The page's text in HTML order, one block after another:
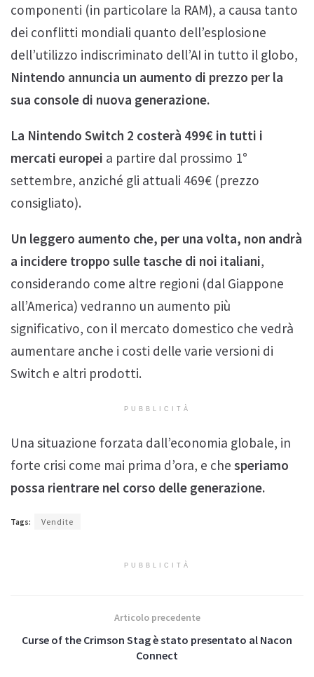
componenti (in particolare la RAM), a causa tanto
dei conflitti mondiali quanto dell’esplosione
dell’utilizzo indiscriminato dell’AI in tutto il globo,
Nintendo annuncia un aumento di prezzo per la
sua console di nuova generazione.
La Nintendo Switch 2 costerà 499€ in tutti i
mercati europei a partire dal prossimo 1°
settembre, anziché gli attuali 469€ (prezzo
consigliato).
Un leggero aumento che, per una volta, non andrà
a incidere troppo sulle tasche di noi italiani,
considerando come altre regioni (dal Giappone
all’America) vedranno un aumento più
significativo, con il mercato domestico che vedrà
aumentare anche i costi delle varie versioni di
Switch e altri prodotti.
PUBBLICITÀ
Una situazione forzata dall’economia globale, in
forte crisi come mai prima d’ora, e che speriamo
possa rientrare nel corso delle generazione.
Tags: Vendite
PUBBLICITÀ
Articolo precedente
Curse of the Crimson Stag è stato presentato al Nacon
Connect